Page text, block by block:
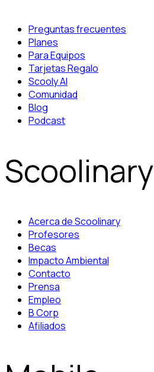
Preguntas frecuentes
Planes
Para Equipos
Tarjetas Regalo
Scooly AI
Comunidad
Blog
Podcast
Scoolinary
Acerca de Scoolinary
Profesores
Becas
Impacto Ambiental
Contacto
Prensa
Empleo
B Corp
Afiliados